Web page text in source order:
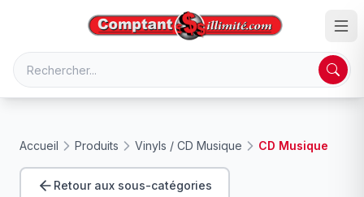
Accueil Produits Vinyls / CD Musique CD Musique
Retour aux sous-catégories